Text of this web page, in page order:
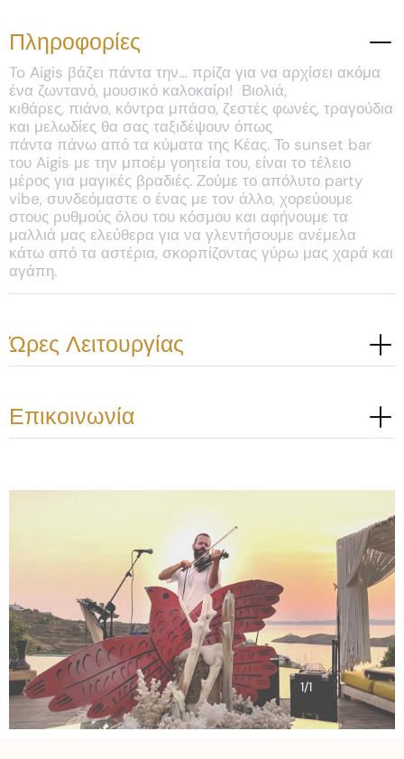
1/1
Πληροφορίες
To Aigis βάζει πάντα την… πρίζα για να αρχίσει ακόμα
ένα ζωντανό, μουσικό καλοκαίρι! Βιολιά,
κιθάρες, πιάνο, κόντρα μπάσο, ζεστές φωνές, τραγούδια
και μελωδίες θα σας ταξιδέψουν όπως
πάντα πάνω από τα κύματα της Κέας. Το sunset bar
του Aigis με την μποέμ γοητεία του, είναι το τέλειο
μέρος για μαγικές βραδιές. Ζούμε το απόλυτο party
vibe, συνδεόμαστε ο ένας με τον άλλο, χορεύουμε
στους ρυθμούς όλου του κόσμου και αφήνουμε τα
μαλλιά μας ελεύθερα για να γλεντήσουμε ανέμελα
κάτω από τα αστέρια, σκορπίζοντας γύρω μας χαρά και
αγάπη.
Ώρες Λειτουργίας
Επικοινωνία